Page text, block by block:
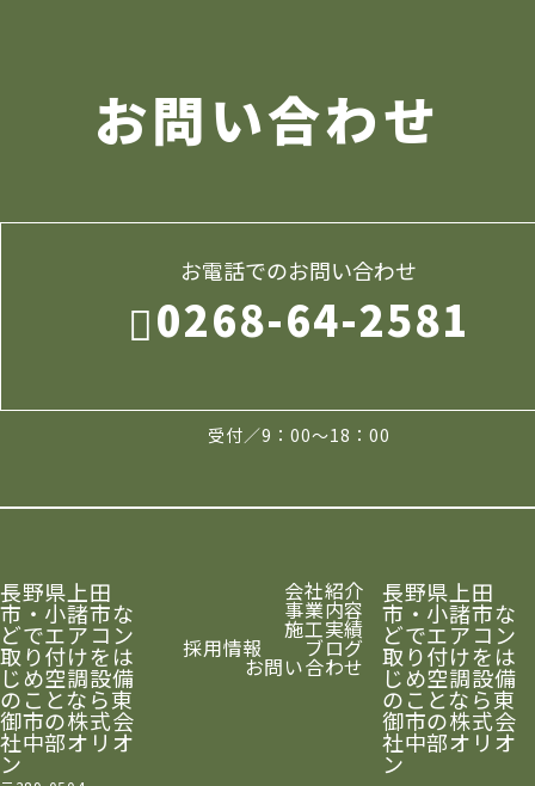
お問い合わせ
お電話でのお問い合わせ
0268-64-2581
受付／9：00～18：00
長野県上田
市・小諸市な
どでエアコン
取り付けをは
じめ空調設備
のことなら東
御市の株式会
社中部オリオ
ン
会社紹介
事業内容
施工実績
採用情報 ブログ
お問い合わせ
長野県上田
市・小諸市な
どでエアコン
取り付けをは
じめ空調設備
のことなら東
御市の株式会
社中部オリオ
ン